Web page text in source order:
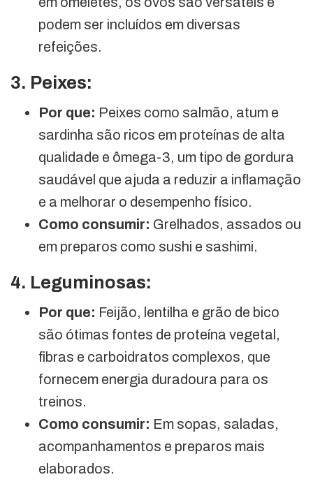
podem ser incluídos em diversas
refeições.
3. Peixes:
Por que: Peixes como salmão, atum e
sardinha são ricos em proteínas de alta
qualidade e ômega-3, um tipo de gordura
saudável que ajuda a reduzir a inflamação
e a melhorar o desempenho físico.
Como consumir: Grelhados, assados ou
em preparos como sushi e sashimi.
4. Leguminosas:
Por que: Feijão, lentilha e grão de bico
são ótimas fontes de proteína vegetal,
fibras e carboidratos complexos, que
fornecem energia duradoura para os
treinos.
Como consumir: Em sopas, saladas,
acompanhamentos e preparos mais
elaborados.